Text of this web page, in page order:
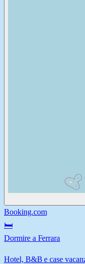
Booking.com
🛏️
Dormire a Ferrara
Hotel, B&B e case